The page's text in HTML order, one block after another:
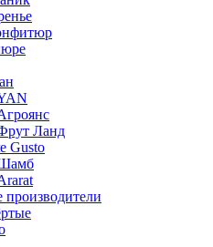
Ланд
Gusto
производители